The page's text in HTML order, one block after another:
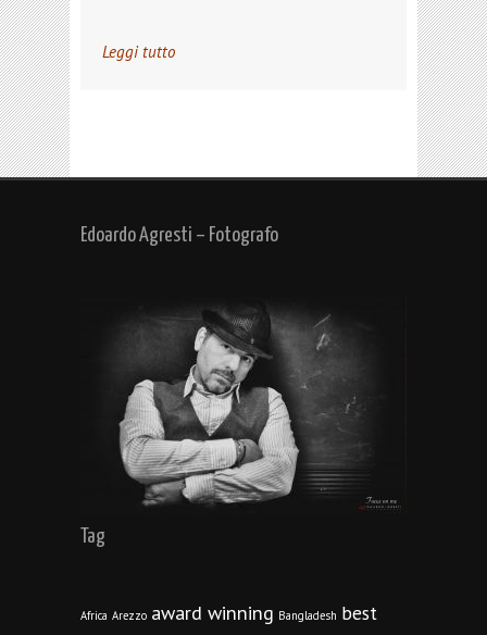
Leggi tutto
Edoardo Agresti – Fotografo
Tag
Africa Arezzo award winning Bangladesh best